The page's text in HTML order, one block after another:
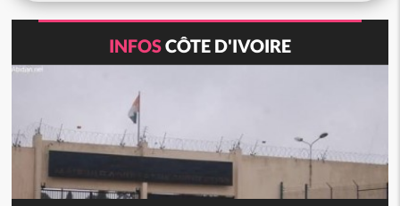
INFOSCÔTE D'IVOIRE